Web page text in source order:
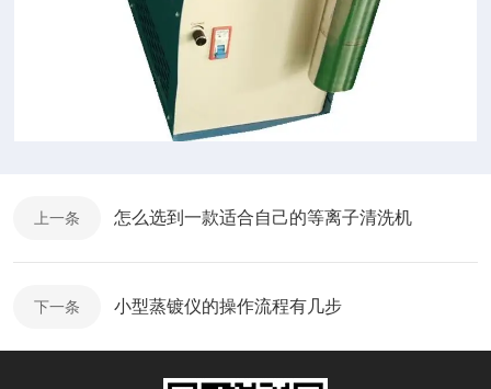
上一条 怎么选到一款适合自己的等离子清洗机
下一条 小型蒸镀仪的操作流程有几步